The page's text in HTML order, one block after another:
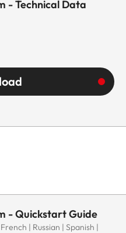
- Technical Data
- Quickstart Guide
| Russian | Spanish |